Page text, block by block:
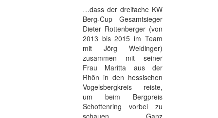
…dass der dreifache KW
Berg-Cup Gesamtsieger
Dieter Rottenberger (von
2013 bis 2015 im Team
mit Jörg Weidinger)
zusammen mit seiner
Frau Maritta aus der
Rhön in den hessischen
Vogelsbergkreis reiste,
um beim Bergpreis
Schottenring vorbei zu
schauen. Ganz